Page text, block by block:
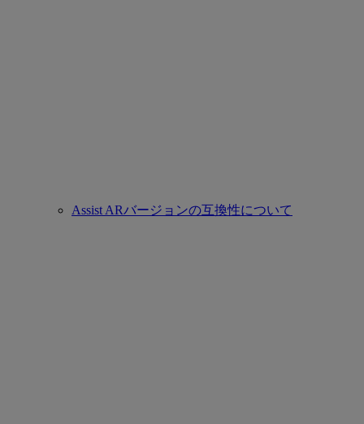
Assist ARバージョンの互換性について